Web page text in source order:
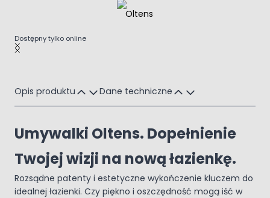
Dostępny tylko online
Main image
Click to view image in fullscreen
Opis produktu Dane techniczne
Umywalki Oltens. Dopełnienie
Twojej wizji na nową łazienkę.
Rozsądne patenty i estetyczne wykończenie kluczem do
idealnej łazienki. Czy piękno i oszczędność mogą iść w